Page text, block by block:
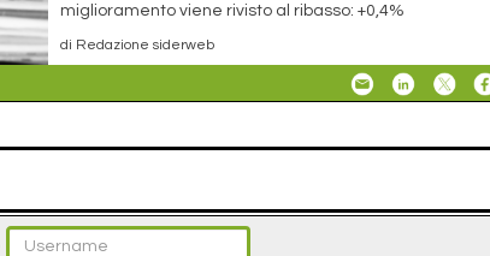
miglioramento viene rivisto al ribasso: +0,4%
di Redazione siderweb